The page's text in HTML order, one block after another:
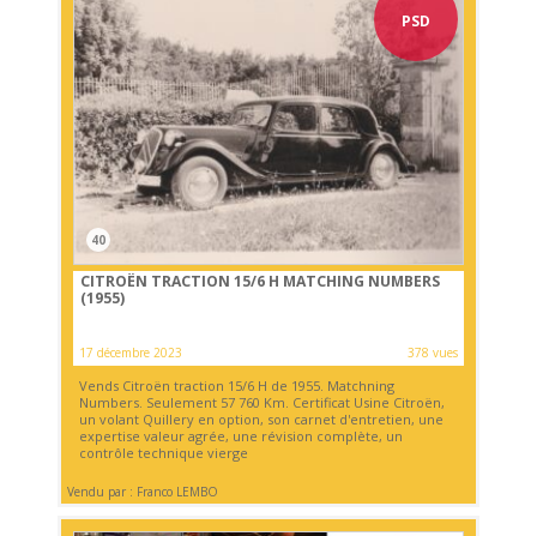
PSD
40
CITROËN TRACTION 15/6 H MATCHING NUMBERS
(1955)
17 décembre 2023 378 vues
Vends Citroën traction 15/6 H de 1955. Matchning
Numbers. Seulement 57 760 Km. Certificat Usine Citroën,
un volant Quillery en option, son carnet d'entretien, une
expertise valeur agrée, une révision complète, un
contrôle technique vierge
Vendu par : Franco LEMBO